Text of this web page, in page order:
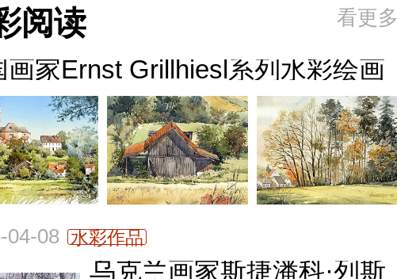
看更多
阅读
画家Ernst Grillhiesl系列水彩绘画
04-08 水彩作品
乌克兰画家斯捷潘科·列斯